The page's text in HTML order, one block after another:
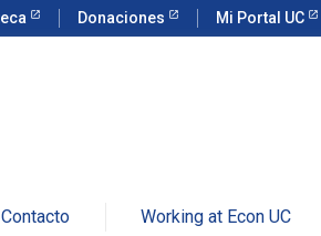
Donaciones Mi Portal UC
Contacto Working at Econ UC